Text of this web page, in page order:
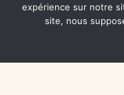
NOS SOUTIENS
expérience sur notre
site, nous